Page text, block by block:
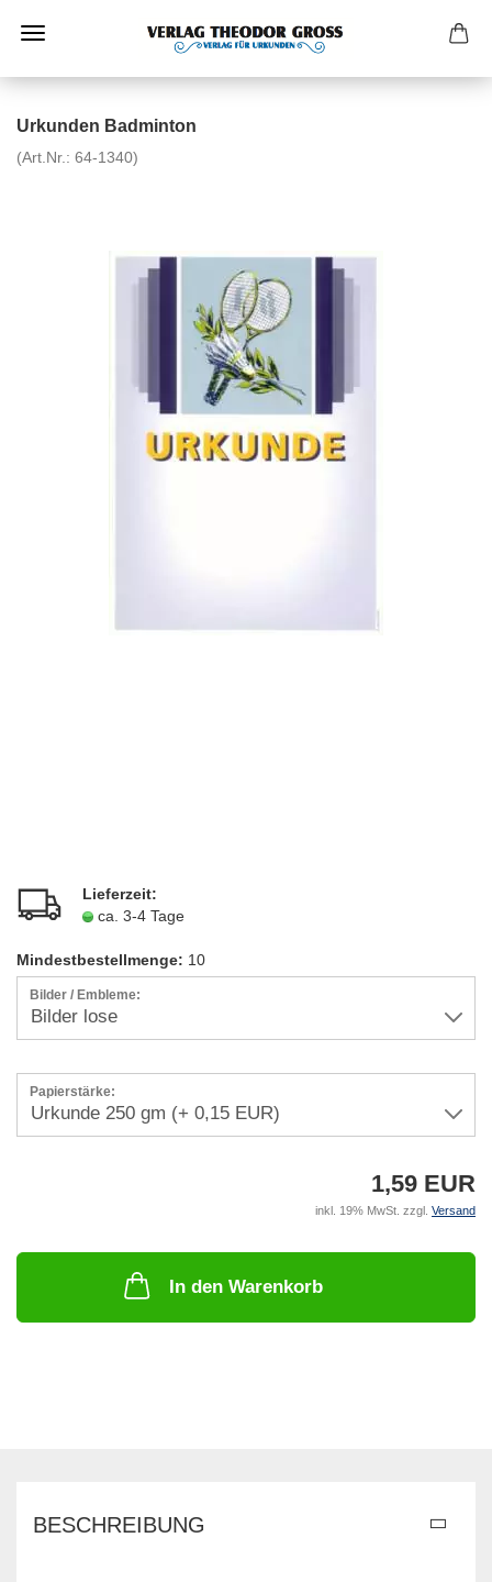
Urkunden Badminton
(Art.Nr.: 64-1340)
Lieferzeit:
ca. 3-4 Tage
Mindestbestellmenge: 10
Bilder / Embleme:
Papierstärke:
1,59 EUR
inkl. 19% MwSt. zzgl. Versand
In den Warenkorb
BESCHREIBUNG